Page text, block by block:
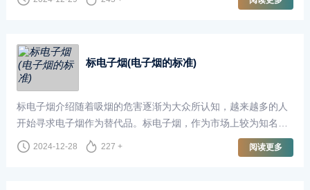
标电子烟(电子烟的标准)
标电子烟介绍随着吸烟的危害逐渐为大众所认知，越来越多的人
开始寻求电子烟作为替代品。标电子烟，作为市场上较为知名的
品牌之一，以其卓越的产品质量和创新的设计在电子烟行
2024-12-28 227 + 阅读更多